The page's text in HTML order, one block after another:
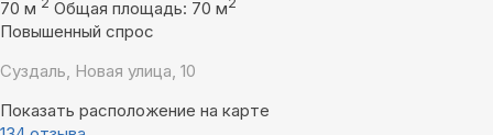
70 м Общая площадь: 70 м
Повышенный спрос
Суздаль, Новая улица, 10
Показать расположение на карте